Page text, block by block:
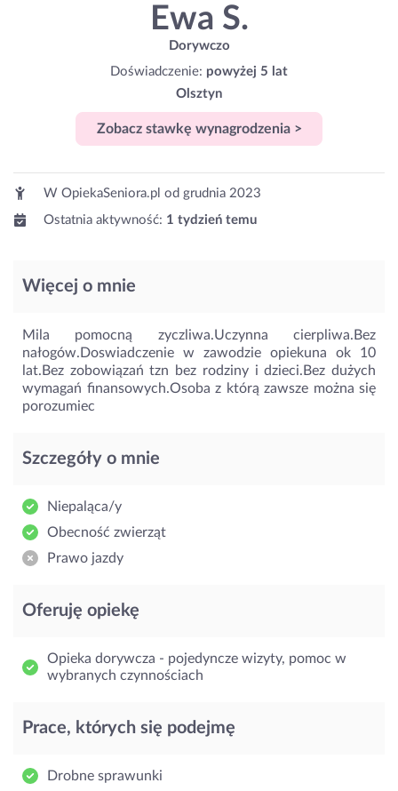
Ewa S.
Dorywczo
Doświadczenie: powyżej 5 lat
Olsztyn
Zobacz stawkę wynagrodzenia >
W OpiekaSeniora.pl od grudnia 2023
Ostatnia aktywność: 1 tydzień temu
Więcej o mnie
Mila pomocną zyczliwa.Uczynna cierpliwa.Bez
nałogów.Doswiadczenie w zawodzie opiekuna ok 10
lat.Bez zobowiązań tzn bez rodziny i dzieci.Bez dużych
wymagań finansowych.Osoba z którą zawsze można się
porozumiec
Szczegóły o mnie
Niepaląca/y
Obecność zwierząt
Prawo jazdy
Oferuję opiekę
Opieka dorywcza - pojedyncze wizyty, pomoc w
wybranych czynnościach
Prace, których się podejmę
Drobne sprawunki